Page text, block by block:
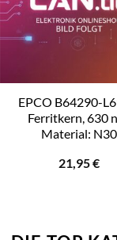
EPCO B64290-
Ferritkern, 630
Material: N30
21,95€